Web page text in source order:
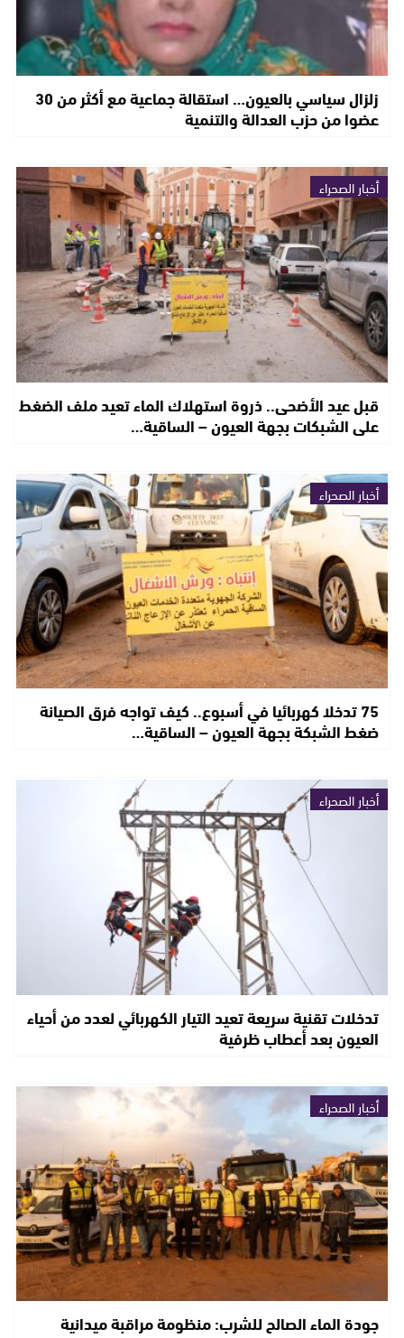
زلزال سياسي بالعيون… استقالة جماعية مع أكثر من 30
عضوا من حزب العدالة والتنمية
أخبار الصحراء
قبل عيد الأضحى.. ذروة استهلاك الماء تعيد ملف الضغط
على الشبكات بجهة العيون – الساقية…
أخبار الصحراء
75 تدخلا كهربائيا في أسبوع.. كيف تواجه فرق الصيانة
ضغط الشبكة بجهة العيون – الساقية…
أخبار الصحراء
تدخلات تقنية سريعة تعيد التيار الكهربائي لعدد من أحياء
العيون بعد أعطاب ظرفية
أخبار الصحراء
جودة الماء الصالح للشرب: منظومة مراقبة ميدانية